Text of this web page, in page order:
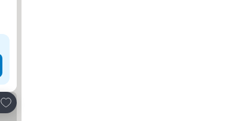
Lägg till i Mina Favoriter